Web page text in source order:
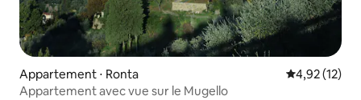
Appartement ⋅ Ronta Évaluation
4,92 (12)
Appartement avec vue sur le Mugello